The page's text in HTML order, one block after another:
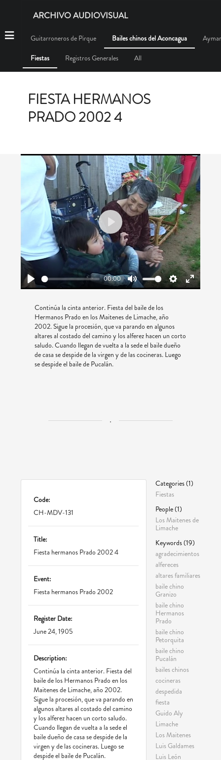
ARCHIVO AUDIOVISUAL
Guitarroneros de Pirque Bailes chinos del Aconcagua
Fiestas
Registros Generales All
FIESTA HERMANOS
PRADO 2002 4
Play
00:00
Mute SettingsEnter
Play
Continúa la cinta anterior. Fiesta del baile de los
Hermanos Prado en los Maitenes de Limache, año
2002. Sigue la procesión, que va parando en algunos
altares al costado del camino y los alferez hacen un corto
saludo. Cuando llegan de vuelta a la sede el baile dueño
de casa se despide de la virgen y de las cocineras. Luego
se despide el baile de Pucalán.
.
Code:
CH-MDV-131
Title:
Fiesta hermanos Prado 2002 4
Event:
Fiesta hermanos Prado 2002
Register Date:
June 24, 1905
Description:
Continúa la cinta anterior. Fiesta del
baile de los Hermanos Prado en los
Maitenes de Limache, año 2002.
Sigue la procesión, que va parando en
algunos altares al costado del camino
y los alferez hacen un corto saludo.
Cuando llegan de vuelta a la sede el
baile dueño de casa se despide de la
virgen y de las cocineras. Luego se
despide el baile de Pucalán.
Categories (1)
Fiestas
People (1)
Los Maitenes de
Limache
Keywords (19)
agradecimientos
alfereces
altares familiares
baile chino
Granizo
baile chino
Hermanos
Prado
baile chino
Petorquita
baile chino
Pucalán
bailes chinos
cocineras
despedida
fiesta
Guido Aly
Limache
Los Maitenes
Luis Galdames
Luis León